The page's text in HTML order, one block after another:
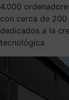
4.000
con cerca de
dedicados a la
tecnológica